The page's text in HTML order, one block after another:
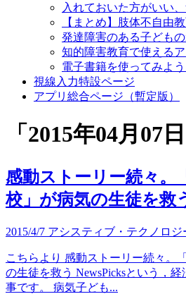
入れておいた方がいい
【まとめ】肢体不自由
発達障害のある子どもの
知的障害教育で使える
電子書籍を使ってみよ
視線入力特設ページ
アプリ総合ページ（暫定版）
「 2015年04月07日
感動ストーリー続々。
校」が病気の生徒を救
2015/4/7 アシスティブ・テクノロジ
こちらより 感動ストーリー続々。
の生徒を救う NewsPicksという，
事です。 病気子ども...